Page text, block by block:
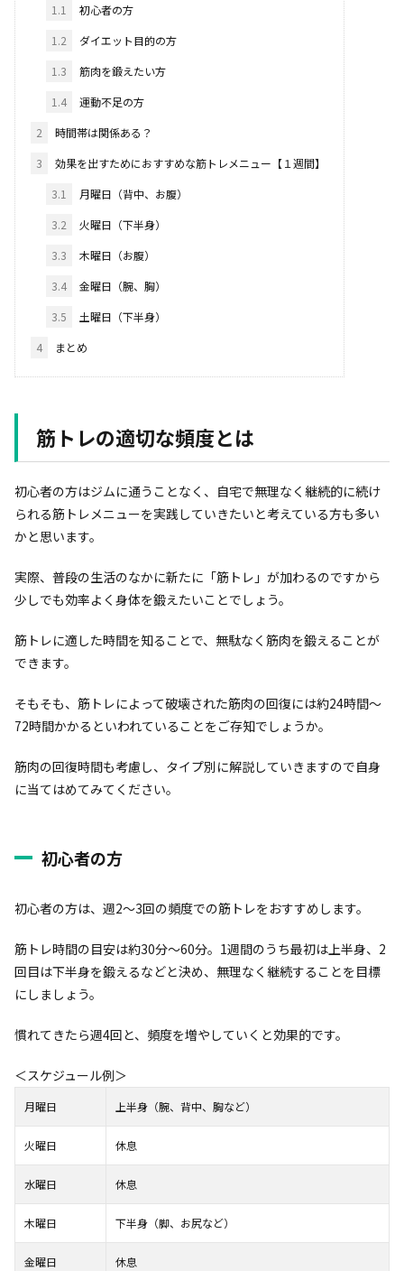
1.1
初心者の方
1.2
ダイエット目的の方
1.3
筋肉を鍛えたい方
1.4
運動不足の方
2
時間帯は関係ある？
3
効果を出すためにおすすめな筋トレメニュー【１週間】
3.1
月曜日（背中、お腹）
3.2
火曜日（下半身）
3.3
木曜日（お腹）
3.4
金曜日（腕、胸）
3.5
土曜日（下半身）
4
まとめ
筋トレの適切な頻度とは
初心者の方はジムに通うことなく、自宅で無理なく継続的に続け
られる筋トレメニューを実践していきたいと考えている方も多い
かと思います。
実際、普段の生活のなかに新たに「筋トレ」が加わるのですから
少しでも効率よく身体を鍛えたいことでしょう。
筋トレに適した時間を知ることで、無駄なく筋肉を鍛えることが
できます。
そもそも、筋トレによって破壊された筋肉の回復には約24時間～
72時間かかるといわれていることをご存知でしょうか。
筋肉の回復時間も考慮し、タイプ別に解説していきますので自身
に当てはめてみてください。
初心者の方
初心者の方は、週2～3回の頻度での筋トレをおすすめします。
筋トレ時間の目安は約30分～60分。1週間のうち最初は上半身、2
回目は下半身を鍛えるなどと決め、無理なく継続することを目標
にしましょう。
慣れてきたら週4回と、頻度を増やしていくと効果的です。
＜スケジュール例＞
月曜日 上半身（腕、背中、胸など）
火曜日 休息
水曜日 休息
木曜日 下半身（脚、お尻など）
金曜日 休息